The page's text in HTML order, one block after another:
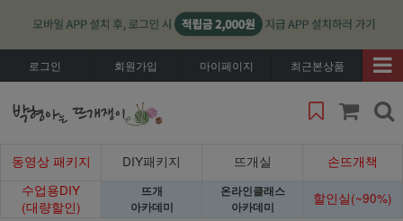
로그인 회원가입 마이페이지 최근본상품
동영상 패키지 DIY패키지 뜨개실
손뜨개책
수업용DIY
(대량할인)
뜨개
아카데미
온라인클래스
아카데미
할인실(~90%)